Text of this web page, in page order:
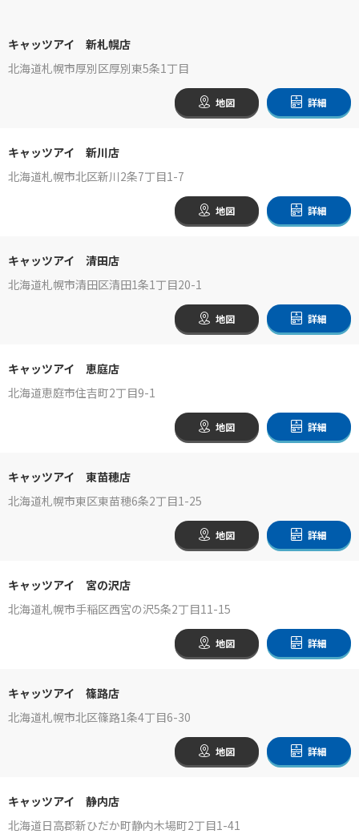
キャッツアイ 新札幌店
北海道札幌市厚別区厚別東5条1丁目
地図 詳細
キャッツアイ 新川店
北海道札幌市北区新川2条7丁目1-7
地図 詳細
キャッツアイ 清田店
北海道札幌市清田区清田1条1丁目20-1
地図 詳細
キャッツアイ 恵庭店
北海道恵庭市住吉町2丁目9-1
地図 詳細
キャッツアイ 東苗穂店
北海道札幌市東区東苗穂6条2丁目1-25
地図 詳細
キャッツアイ 宮の沢店
北海道札幌市手稲区西宮の沢5条2丁目11-15
地図 詳細
キャッツアイ 篠路店
北海道札幌市北区篠路1条4丁目6-30
地図 詳細
キャッツアイ 静内店
北海道日高郡新ひだか町静内木場町2丁目1-41